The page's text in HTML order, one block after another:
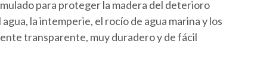
para proteger la madera del deterioro
la intemperie, el rocío de agua marina y los
transparente, muy duradero y de fácil